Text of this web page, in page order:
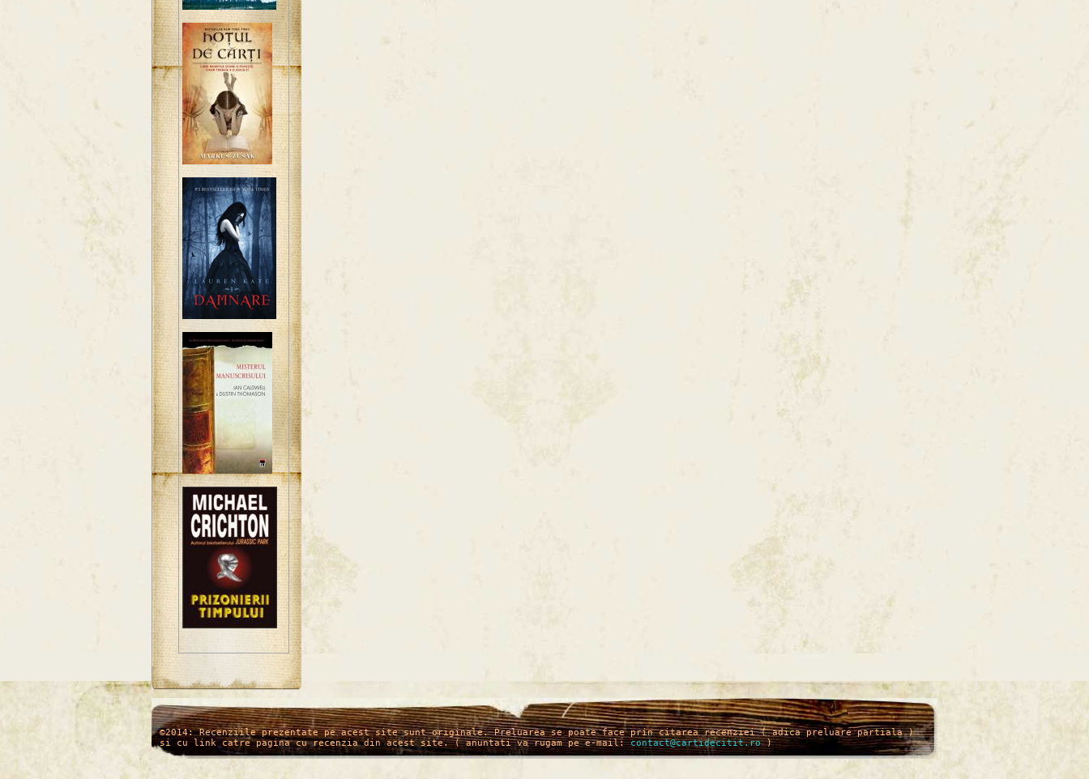
/* */
©2014: Recenziile prezentate pe acest site sunt originale. Preluarea se poate face prin citarea recenziei ( adica preluare partiala )
si cu link catre pagina cu recenzia din acest site. ( anuntati va rugam pe e-mail:contact@cartidecitit.ro)